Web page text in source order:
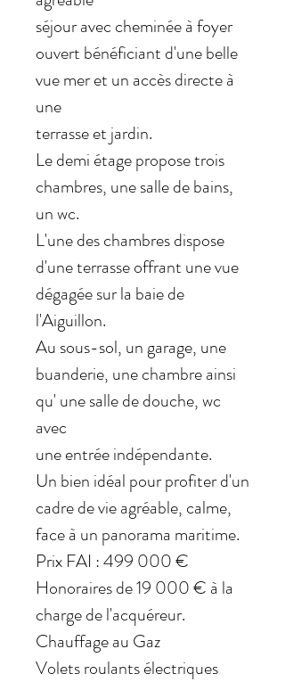
séjour avec cheminée à foyer
ouvert bénéficiant d'une belle
vue mer et un accès directe à
une
terrasse et jardin.
Le demi étage propose trois
chambres, une salle de bains,
un wc.
L'une des chambres dispose
d'une terrasse offrant une vue
dégagée sur la baie de
l'Aiguillon.
Au sous-sol, un garage, une
buanderie, une chambre ainsi
qu' une salle de douche, wc
avec
une entrée indépendante.
Un bien idéal pour profiter d'un
cadre de vie agréable, calme,
face à un panorama maritime.
Prix FAI : 499 000 €
Honoraires de 19 000 € à la
charge de l'acquéreur.
Chauffage au Gaz
Volets roulants électriques